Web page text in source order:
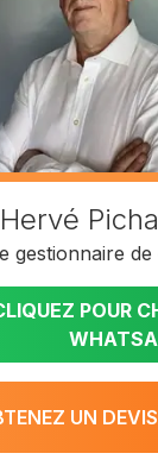
Hervé
gestionnaire
POUR
UN